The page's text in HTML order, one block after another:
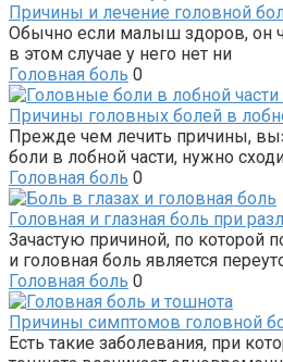
Причины и лечение головной
Обычно если малыш здоров, он
в этом случае у него нет ни
Головная боль 0
Причины головных болей в
Прежде чем лечить причины,
боли в лобной части, нужно
Головная боль 0
Головная и глазная боль при
Зачастую причиной, по которой
и головная боль является
Головная боль 0
Причины симптомов головной
Есть такие заболевания, при